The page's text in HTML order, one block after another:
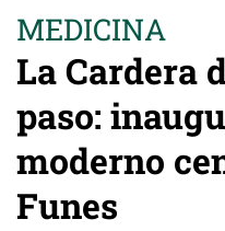
MEDICINA
La Cardera
paso:
moderno
Funes